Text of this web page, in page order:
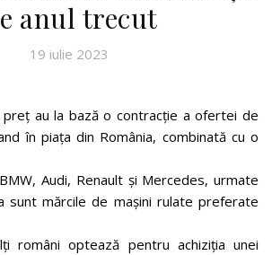
anul trecut
19 iulie 2023
au la bază o contracție a ofertei de
în piața din România, combinată cu o
Audi, Renault și Mercedes, urmate
sunt mărcile de mașini rulate preferate
români optează pentru achiziția unei